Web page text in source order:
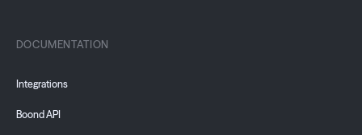
DOCUMENTATION
Integrations
Boond API